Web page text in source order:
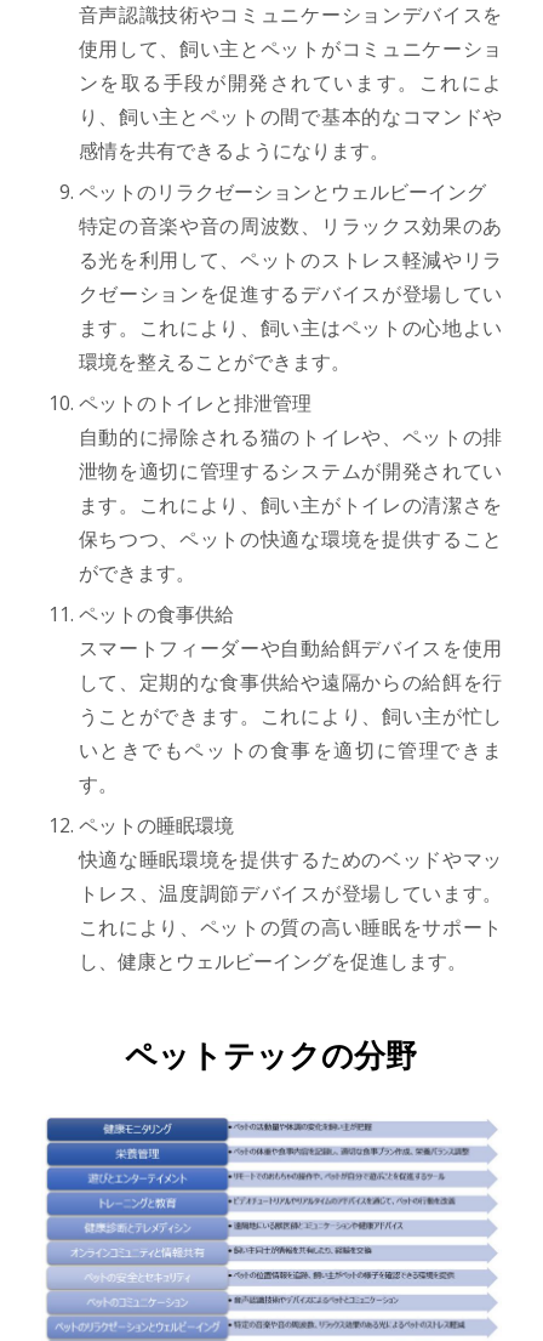
音声認識技術やコミュニケーションデバイスを
使用して、飼い主とペットがコミュニケーショ
ンを取る手段が開発されています。これによ
り、飼い主とペットの間で基本的なコマンドや
感情を共有できるようになります。
ペットのリラクゼーションとウェルビーイング
特定の音楽や音の周波数、リラックス効果のあ
る光を利用して、ペットのストレス軽減やリラ
クゼーションを促進するデバイスが登場してい
ます。これにより、飼い主はペットの心地よい
環境を整えることができます。
ペットのトイレと排泄管理
自動的に掃除される猫のトイレや、ペットの排
泄物を適切に管理するシステムが開発されてい
ます。これにより、飼い主がトイレの清潔さを
保ちつつ、ペットの快適な環境を提供すること
ができます。
ペットの食事供給
スマートフィーダーや自動給餌デバイスを使用
して、定期的な食事供給や遠隔からの給餌を行
うことができます。これにより、飼い主が忙し
いときでもペットの食事を適切に管理できま
す。
ペットの睡眠環境
快適な睡眠環境を提供するためのベッドやマッ
トレス、温度調節デバイスが登場しています。
これにより、ペットの質の高い睡眠をサポート
し、健康とウェルビーイングを促進します。
ペットテックの分野